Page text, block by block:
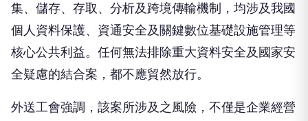
集、儲存、存取、分析及跨境傳輸機制，均涉及我國
個人資料保護、資通安全及關鍵數位基礎設施管理等
核心公共利益。任何無法排除重大資料安全及國家安
全疑慮的結合案，都不應貿然放行。
外送工會強調，該案所涉及之風險，不僅是企業經營